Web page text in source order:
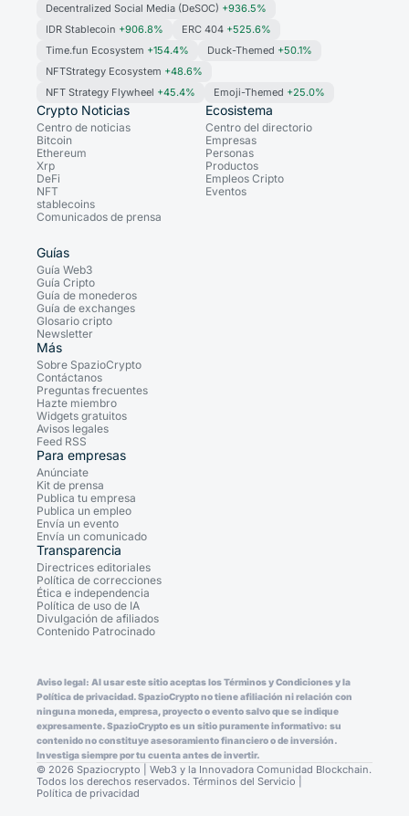
Decentralized Social Media (DeSOC) +936.5%
IDR Stablecoin +906.8% ERC 404 +525.6%
Time.fun Ecosystem +154.4% Duck-Themed +50.1%
NFTStrategy Ecosystem +48.6%
NFT Strategy Flywheel +45.4% Emoji-Themed +25.0%
Crypto Noticias
Centro de noticias
Bitcoin
Ethereum
Xrp
DeFi
NFT
stablecoins
Comunicados de prensa
Ecosistema
Centro del directorio
Empresas
Personas
Productos
Empleos Cripto
Eventos
Guías
Guía Web3
Guía Cripto
Guía de monederos
Guía de exchanges
Glosario cripto
Newsletter
Más
Sobre SpazioCrypto
Contáctanos
Preguntas frecuentes
Hazte miembro
Widgets gratuitos
Avisos legales
Feed RSS
Para empresas
Anúnciate
Kit de prensa
Publica tu empresa
Publica un empleo
Envía un evento
Envía un comunicado
Transparencia
Directrices editoriales
Política de correcciones
Ética e independencia
Política de uso de IA
Divulgación de afiliados
Contenido Patrocinado
Aviso legal: Al usar este sitio aceptas los Términos y Condiciones y la
Política de privacidad. SpazioCrypto no tiene afiliación ni relación con
ninguna moneda, empresa, proyecto o evento salvo que se indique
expresamente. SpazioCrypto es un sitio puramente informativo: su
contenido no constituye asesoramiento financiero o de inversión.
Investiga siempre por tu cuenta antes de invertir.
© 2026 Spaziocrypto | Web3 y la Innovadora Comunidad Blockchain.
Todos los derechos reservados. Términos del Servicio
Política de privacidad